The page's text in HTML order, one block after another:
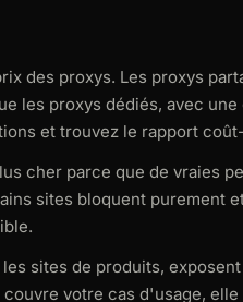
des proxys. Les proxys
les proxys dédiés, avec
et trouvez le rapport
cher parce que de vraies
sites bloquent purement
sites de produits,
votre cas d'usage,